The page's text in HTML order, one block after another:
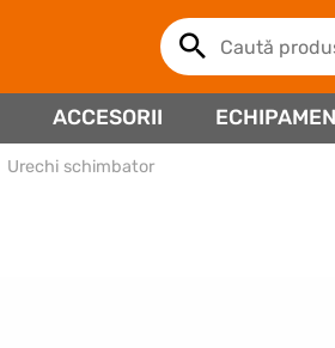
ACCESORII
Urechi schimbator